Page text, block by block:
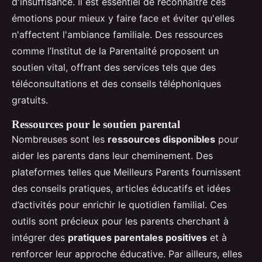
émotions pour mieux y faire face et éviter qu'elles
n'affectent l'ambiance familiale. Des ressources
comme l’Institut de la Parentalité proposent un
soutien vital, offrant des services tels que des
téléconsultations et des conseils téléphoniques
gratuits.
Ressources pour le soutien parental
Nombreuses sont les ressources disponibles pour
aider les parents dans leur cheminement. Des
plateformes telles que Meilleurs Parents fournissent
des conseils pratiques, articles éducatifs et idées
d’activités pour enrichir le quotidien familial. Ces
outils sont précieux pour les parents cherchant à
intégrer des pratiques parentales positives et à
renforcer leur approche éducative. Par ailleurs, elles